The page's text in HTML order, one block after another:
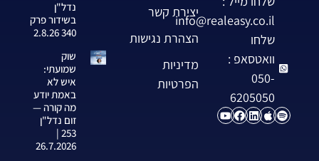
info@realeasy.co.il
שלחו
וואטסאפ :
050-
6205050
יצירת קשר
הצהרת נגישות
מדיניות
הפרטיות
נדל"ן
בשידור פרק
340 2.8.26
שוק
שמועתי:
איש לא
באמת יודע
מה קורה —
זום נדל"ן
253 |
26.7.2026